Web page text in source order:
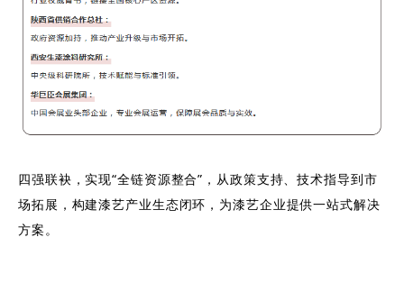
四强联袂，实现“全链资源整合”，从政策支持、技术指导到市
场拓展，构建漆艺产业生态闭环，为漆艺企业提供一站式解决
方案。